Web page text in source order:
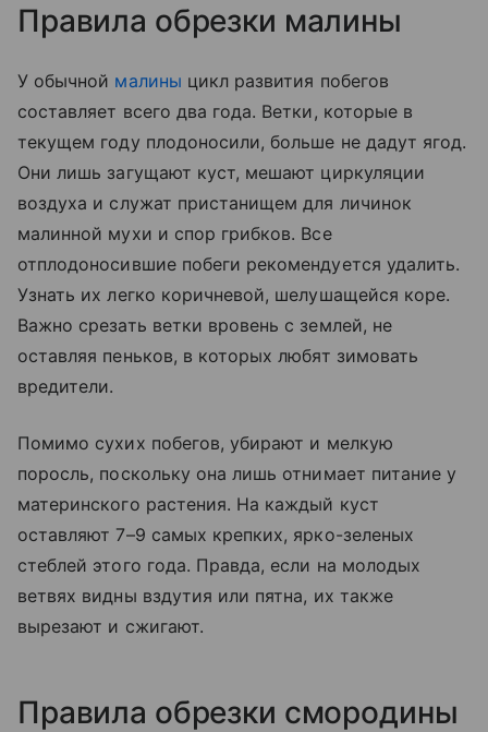
Правила обрезки малины
У обычной малины цикл развития побегов
составляет всего два года. Ветки, которые в
текущем году плодоносили, больше не дадут ягод.
Они лишь загущают куст, мешают циркуляции
воздуха и служат пристанищем для личинок
малинной мухи и спор грибков. Все
отплодоносившие побеги рекомендуется удалить.
Узнать их легко коричневой, шелушащейся коре.
Важно срезать ветки вровень с землей, не
оставляя пеньков, в которых любят зимовать
вредители.
Помимо сухих побегов, убирают и мелкую
поросль, поскольку она лишь отнимает питание у
материнского растения. На каждый куст
оставляют 7–9 самых крепких, ярко-зеленых
стеблей этого года. Правда, если на молодых
ветвях видны вздутия или пятна, их также
вырезают и сжигают.
Правила обрезки смородины